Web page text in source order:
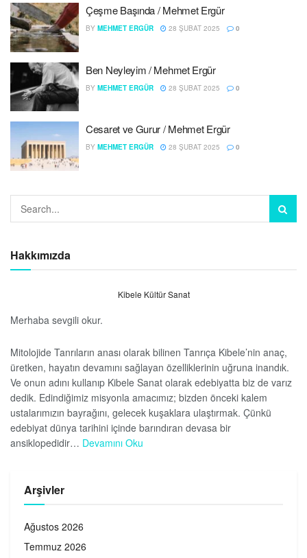
Çeşme Başında / Mehmet Ergür
BY MEHMET ERGÜR 28 ŞUBAT 2025 0
Ben Neyleyim / Mehmet Ergür
BY MEHMET ERGÜR 28 ŞUBAT 2025 0
Cesaret ve Gurur / Mehmet Ergür
BY MEHMET ERGÜR 28 ŞUBAT 2025 0
Hakkımızda
Kibele Kültür Sanat
Merhaba sevgili okur.
Mitolojide Tanrıların anası olarak bilinen Tanrıça Kibele’nin anaç,
üretken, hayatın devamını sağlayan özelliklerinin uğruna inandık.
Ve onun adını kullanıp Kibele Sanat olarak edebiyatta biz de varız
dedik. Edindiğimiz misyonla amacımız; bizden önceki kalem
ustalarımızın bayrağını, gelecek kuşaklara ulaştırmak. Çünkü
edebiyat dünya tarihini içinde barındıran devasa bir
ansiklopedidir… Devamını Oku
Arşivler
Ağustos 2026
Temmuz 2026